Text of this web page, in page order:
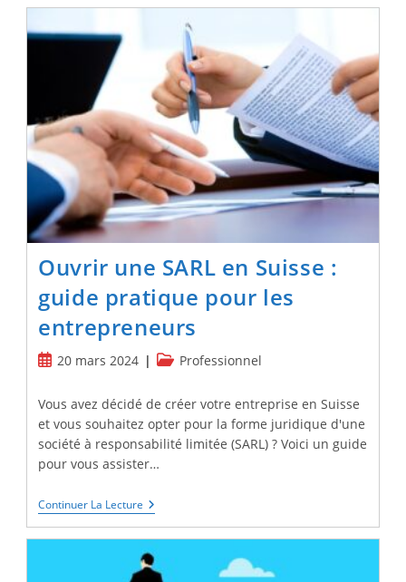
Sans
Diplôme
Ouvrir une SARL en Suisse :
guide pratique pour les
entrepreneurs
Publication
20 mars 2024
PostProfessionnel
Vous avez décidé de créer votre entreprise en Suisse
et vous souhaitez opter pour la forme juridique d'une
société à responsabilité limitée (SARL) ? Voici un guide
pour vous assister…
Continuer La Lecture Ouvrir
Une
SARL
En
Suisse